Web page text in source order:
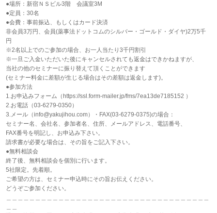
●場所：新宿ＮＳビル3階 会議室3M
●定員：30名
●会費：事前振込、もしくはカード決済
非会員3万円、会員(薬事法ドットコムのシルバー・ゴールド・ダイヤ)2万5千
円
※2名以上でのご参加の場合、お一人当たり3千円割引
※一旦ご入金いただいた後にキャンセルされても返金はできかねますが、
当社の他のセミナーに振り替えて頂くことができます
(セミナー料金に差額が生じる場合はその差額は返金します)。
●参加方法
1.お申込みフォーム（https://ssl.form-mailer.jp/fms/7ea13de7185152 ）
2.お電話（03-6279-0350）
3.メール（info@yakujihou.com）・FAX(03-6279-0375)の場合：
セミナー名、会社名、参加者名、住所、メールアドレス、電話番号、
FAX番号を明記し、お申込み下さい。
請求書が必要な場合は、その旨をご記入下さい。
●無料相談会
終了後、無料相談会を個別に行います。
5社限定。先着順。
ご希望の方は、セミナー申込時にその旨お伝えください。
どうぞご参加ください。